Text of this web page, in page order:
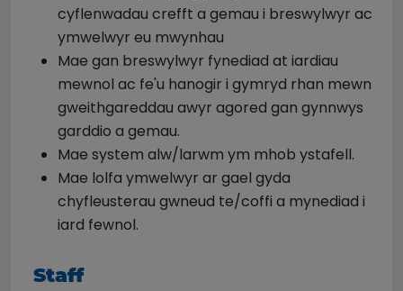
cyflenwadau crefft a gemau i breswylwyr ac
ymwelwyr eu mwynhau
Mae gan breswylwyr fynediad at iardiau
mewnol ac fe'u hanogir i gymryd rhan mewn
gweithgareddau awyr agored gan gynnwys
garddio a gemau.
Mae system alw/larwm ym mhob ystafell.
Mae lolfa ymwelwyr ar gael gyda
chyfleusterau gwneud te/coffi a mynediad i
iard fewnol.
Staff